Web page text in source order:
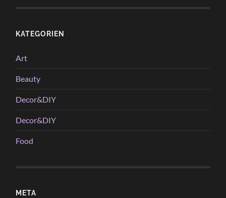
KATEGORIEN
Art
Beauty
Decor&DIY
Decor&DIY
Food
META